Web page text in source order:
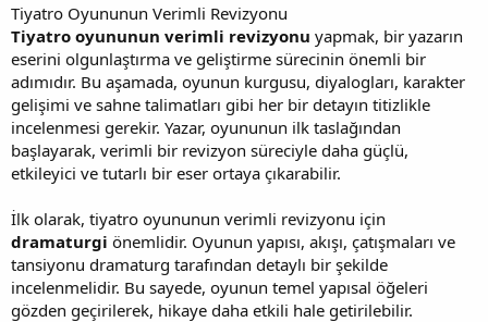
Tiyatro Oyununun Verimli Revizyonu
Tiyatro oyununun verimli revizyonu yapmak, bir yazarın
eserini olgunlaştırma ve geliştirme sürecinin önemli bir
adımıdır. Bu aşamada, oyunun kurgusu, diyalogları, karakter
gelişimi ve sahne talimatları gibi her bir detayın titizlikle
incelenmesi gerekir. Yazar, oyununun ilk taslağından
başlayarak, verimli bir revizyon süreciyle daha güçlü,
etkileyici ve tutarlı bir eser ortaya çıkarabilir.
İlk olarak, tiyatro oyununun verimli revizyonu için
dramaturgi önemlidir. Oyunun yapısı, akışı, çatışmaları ve
tansiyonu dramaturg tarafından detaylı bir şekilde
incelenmelidir. Bu sayede, oyunun temel yapısal öğeleri
gözden geçirilerek, hikaye daha etkili hale getirilebilir.